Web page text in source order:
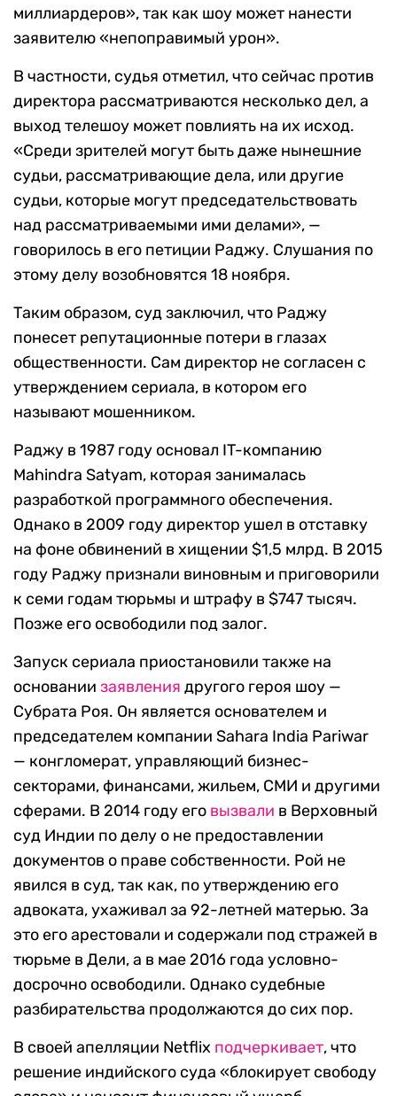
миллиардеров», так как шоу может нанести
заявителю «непоправимый урон».
В частности, судья отметил, что сейчас против
директора рассматриваются несколько дел, а
выход телешоу может повлиять на их исход.
«Среди зрителей могут быть даже нынешние
судьи, рассматривающие дела, или другие
судьи, которые могут председательствовать
над рассматриваемыми ими делами», —
говорилось в его петиции Раджу. Слушания по
этому делу возобновятся 18 ноября.
Таким образом, суд заключил, что Раджу
понесет репутационные потери в глазах
общественности. Сам директор не согласен с
утверждением сериала, в котором его
называют мошенником.
Раджу в 1987 году основал IT-компанию
Mahindra Satyam, которая занималась
разработкой программного обеспечения.
Однако в 2009 году директор ушел в отставку
на фоне обвинений в хищении $1,5 млрд. В 2015
году Раджу признали виновным и приговорили
к семи годам тюрьмы и штрафу в $747 тысяч.
Позже его освободили под залог.
Запуск сериала приостановили также на
основании заявления другого героя шоу —
Субрата Роя. Он является основателем и
председателем компании Sahara India Pariwar
— конгломерат, управляющий бизнес-
секторами, финансами, жильем, СМИ и другими
сферами. В 2014 году его вызвали в Верховный
суд Индии по делу о не предоставлении
документов о праве собственности. Рой не
явился в суд, так как, по утверждению его
адвоката, ухаживал за 92-летней матерью. За
это его арестовали и содержали под стражей в
тюрьме в Дели, а в мае 2016 года условно-
досрочно освободили. Однако судебные
разбирательства продолжаются до сих пор.
В своей апелляции Netflix подчеркивает, что
решение индийского суда «блокирует свободу